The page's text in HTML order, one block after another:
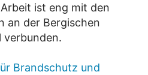
ist eng mit den
an der Bergischen
verbunden.
Brandschutz und